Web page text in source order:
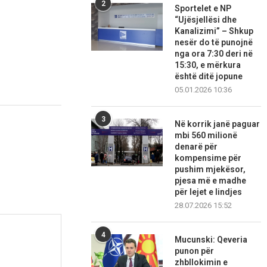
2
Sportelet e NP
“Ujësjellësi dhe
Kanalizimi” – Shkup
nesër do të punojnë
nga ora 7:30 deri në
15:30, e mërkura
është ditë jopune
05.01.2026 10:36
3
Në korrik janë paguar
mbi 560 milionë
denarë për
kompensime për
pushim mjekësor,
pjesa më e madhe
për lejet e lindjes
28.07.2026 15:52
4
Mucunski: Qeveria
punon për
zhbllokimin e